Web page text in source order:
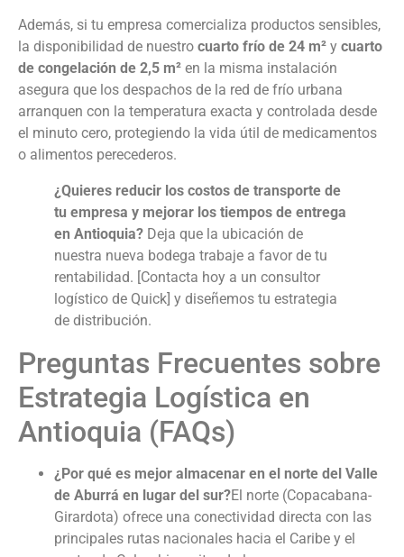
Además, si tu empresa comercializa productos sensibles,
la disponibilidad de nuestro cuarto frío de 24 m² y cuarto
de congelación de 2,5 m² en la misma instalación
asegura que los despachos de la red de frío urbana
arranquen con la temperatura exacta y controlada desde
el minuto cero, protegiendo la vida útil de medicamentos
o alimentos perecederos.
¿Quieres reducir los costos de transporte de
tu empresa y mejorar los tiempos de entrega
en Antioquia? Deja que la ubicación de
nuestra nueva bodega trabaje a favor de tu
rentabilidad. [Contacta hoy a un consultor
logístico de Quick] y diseñemos tu estrategia
de distribución.
Preguntas Frecuentes sobre
Estrategia Logística en
Antioquia (FAQs)
¿Por qué es mejor almacenar en el norte del Valle
de Aburrá en lugar del sur?El norte (Copacabana-
Girardota) ofrece una conectividad directa con las
principales rutas nacionales hacia el Caribe y el